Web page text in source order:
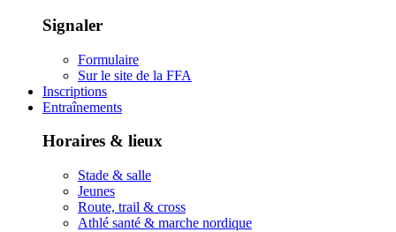
Signaler
Formulaire
Sur le site de la FFA
Inscriptions
Entraînements
Horaires & lieux
Stade & salle
Jeunes
Route, trail & cross
Athlé santé & marche nordique